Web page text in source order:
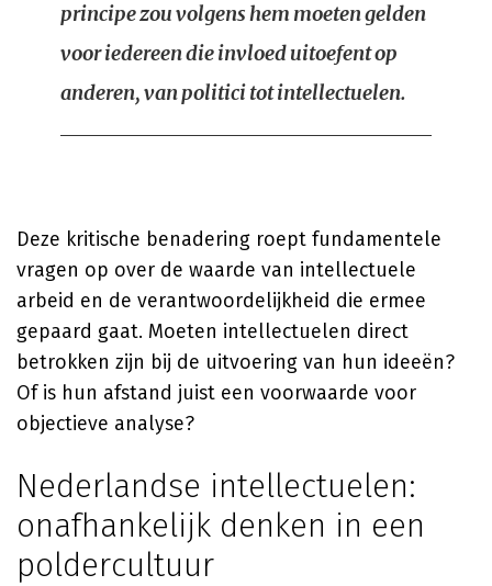
principe zou volgens hem moeten gelden
voor iedereen die invloed uitoefent op
anderen, van politici tot intellectuelen.
Deze kritische benadering roept fundamentele
vragen op over de waarde van intellectuele
arbeid en de verantwoordelijkheid die ermee
gepaard gaat. Moeten intellectuelen direct
betrokken zijn bij de uitvoering van hun ideeën?
Of is hun afstand juist een voorwaarde voor
objectieve analyse?
Nederlandse intellectuelen:
onafhankelijk denken in een
poldercultuur